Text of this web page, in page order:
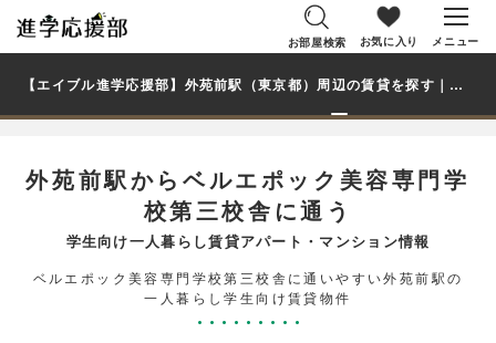
お部屋検索 お気に入り メニュー
【エイブル進学応援部】外苑前駅（東京都）周辺の賃貸を探す｜ベルエポック美容専門学校第三校舎学生・大学生の一人暮らし向け賃貸マンション・アパート
外苑前駅からベルエポック美容専門学
校第三校舎に通う
学生向け一人暮らし賃貸アパート・マンション情報
ベルエポック美容専門学校第三校舎に通いやすい外苑前駅の
一人暮らし学生向け賃貸物件